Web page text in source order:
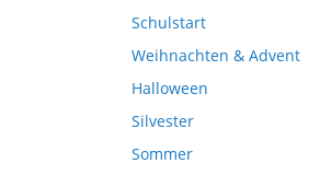
Schulstart
Weihnachten & Advent
Halloween
Silvester
Sommer